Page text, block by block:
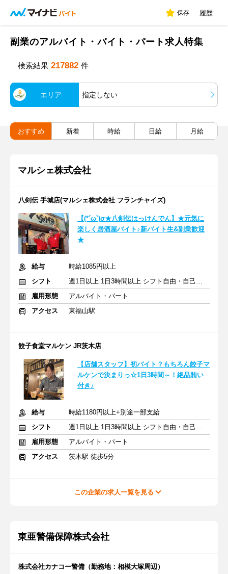
保存 履歴
副業のアルバイト・バイト・パート求人特集
検索結果 217882 件
エリア 指定しない
おすすめ 新着 時給 日給 月給
マルシェ株式会社
八剣伝 手城店(マルシェ株式会社 フランチャイズ)
【(*´ω`)σ★八剣伝はっけんでん】★元気に
楽しく居酒屋バイト♪新バイト生&副業歓迎
★
給与
時給1085円以上
シフト
週1日以上 1日3時間以上 シフト自由・自己申告
雇用形態
アルバイト・パート
アクセス
東福山駅
餃子食堂マルケン JR茨木店
【店舗スタッフ】初バイト？もちろん餃子マ
ルケンで決まりっ☆1日3時間～！絶品賄い
付き♪
給与
時給1180円以上+別途一部支給
シフト
週1日以上 1日3時間以上 シフト自由・自己申告
雇用形態
アルバイト・パート
アクセス
茨木駅 徒歩5分
この企業の求人一覧を見る
東亜警備保障株式会社
株式会社カナコー警備（勤務地：相模大塚周辺）